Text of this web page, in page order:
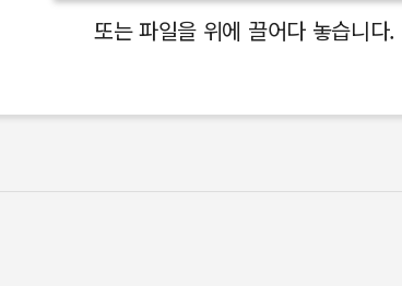
또는 파일을 위에 끌어다 놓습니다.